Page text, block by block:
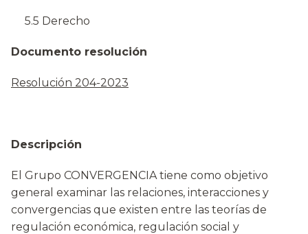
5.5 Derecho
Documento resolución
Resolución 204-2023
Descripción
El Grupo CONVERGENCIA tiene como objetivo
general examinar las relaciones, interacciones y
convergencias que existen entre las teorías de
regulación económica, regulación social y